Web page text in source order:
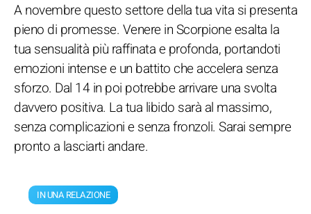
A novembre questo settore della tua vita si presenta
pieno di promesse. Venere in Scorpione esalta la
tua sensualità più raffinata e profonda, portandoti
emozioni intense e un battito che accelera senza
sforzo. Dal 14 in poi potrebbe arrivare una svolta
davvero positiva. La tua libido sarà al massimo,
senza complicazioni e senza fronzoli. Sarai sempre
pronto a lasciarti andare.
IN UNA RELAZIONE